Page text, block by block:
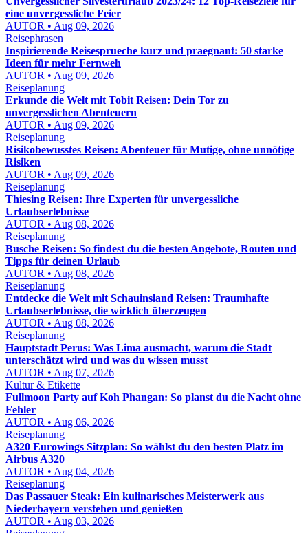
eine unvergessliche Feier
AUTOR • Aug 09, 2026
Reisephrasen
Inspirierende Reisesprueche kurz und praegnant: 50 starke
Ideen für mehr Fernweh
AUTOR • Aug 09, 2026
Reiseplanung
Erkunde die Welt mit Tobit Reisen: Dein Tor zu
unvergesslichen Abenteuern
AUTOR • Aug 09, 2026
Reiseplanung
Risikobewusstes Reisen: Abenteuer für Mutige, ohne unnötige
Risiken
AUTOR • Aug 09, 2026
Reiseplanung
Thiesing Reisen: Ihre Experten für unvergessliche
Urlaubserlebnisse
AUTOR • Aug 08, 2026
Reiseplanung
Busche Reisen: So findest du die besten Angebote, Routen und
Tipps für deinen Urlaub
AUTOR • Aug 08, 2026
Reiseplanung
Entdecke die Welt mit Schauinsland Reisen: Traumhafte
Urlaubserlebnisse, die wirklich überzeugen
AUTOR • Aug 08, 2026
Reiseplanung
Hauptstadt Perus: Was Lima ausmacht, warum die Stadt
unterschätzt wird und was du wissen musst
AUTOR • Aug 07, 2026
Kultur & Etikette
Fullmoon Party auf Koh Phangan: So planst du die Nacht ohne
Fehler
AUTOR • Aug 06, 2026
Reiseplanung
A320 Eurowings Sitzplan: So wählst du den besten Platz im
Airbus A320
AUTOR • Aug 04, 2026
Reiseplanung
Das Passauer Steak: Ein kulinarisches Meisterwerk aus
Niederbayern verstehen und genießen
AUTOR • Aug 03, 2026